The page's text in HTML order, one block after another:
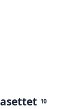
10